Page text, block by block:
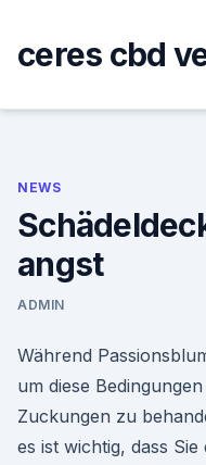
content
ceres cbd
NEWS
angst
ADMIN
Während
um diese
Zuckungen zu
es ist wichtig, dass